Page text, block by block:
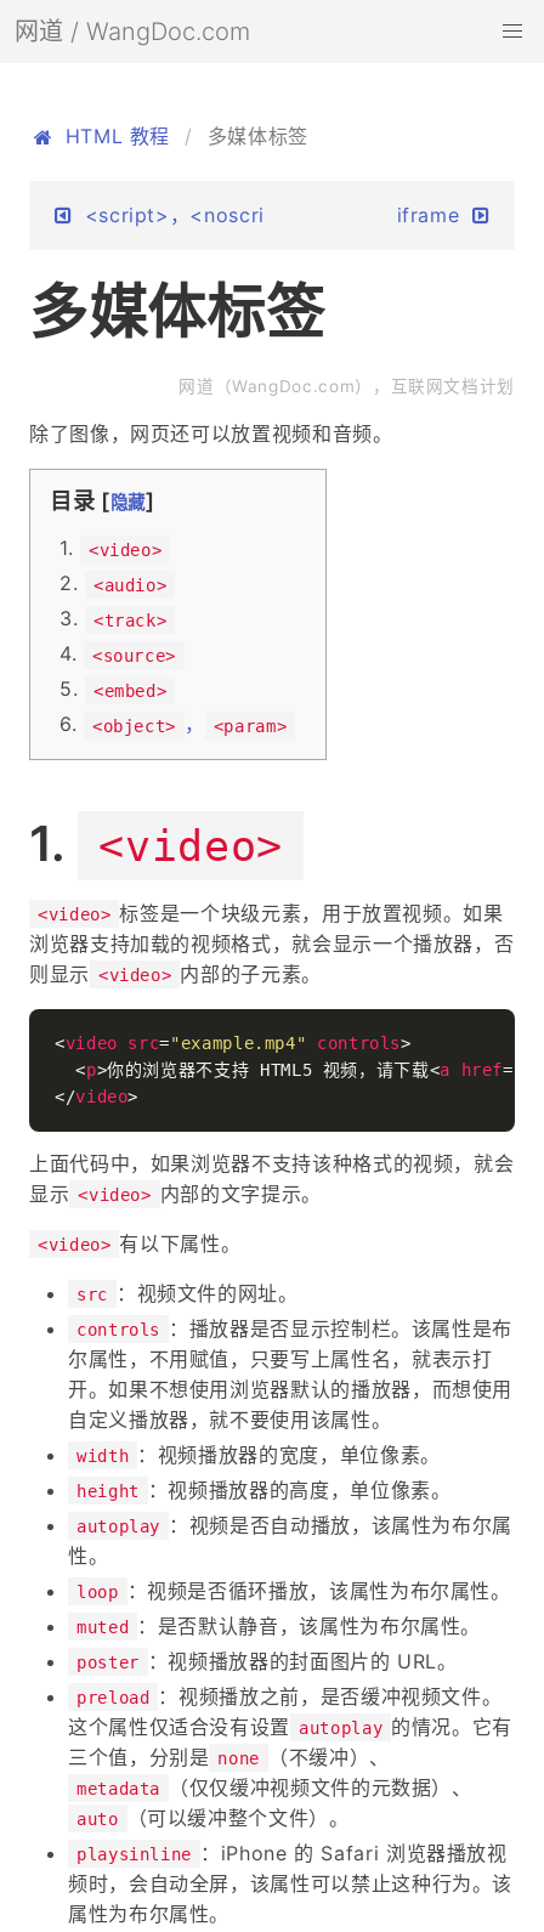
网道 / WangDoc.com
HTML 教程 多媒体标签
<script>，<noscript> iframe
多媒体标签
网道（WangDoc.com），互联网文档计划
除了图像，网页还可以放置视频和音频。
目录 [隐藏]
<video>
<audio>
<track>
<source>
<embed>
<object>
， <param>
<video>
<video> 标签是一个块级元素，用于放置视频。如果
浏览器支持加载的视频格式，就会显示一个播放器，否
则显示 <video> 内部的子元素。
<video src="example.mp4" controls>
<p>你的浏览器不支持 HTML5 视频，请下载<a href=
</video>
上面代码中，如果浏览器不支持该种格式的视频，就会
显示 <video> 内部的文字提示。
<video> 有以下属性。
src ：视频文件的网址。
controls
：播放器是否显示控制栏。该属性是布
尔属性，不用赋值，只要写上属性名，就表示打
开。如果不想使用浏览器默认的播放器，而想使用
自定义播放器，就不要使用该属性。
width ：视频播放器的宽度，单位像素。
height ：视频播放器的高度，单位像素。
autoplay
：视频是否自动播放，该属性为布尔属
性。
loop ：视频是否循环播放，该属性为布尔属性。
muted ：是否默认静音，该属性为布尔属性。
poster ：视频播放器的封面图片的 URL。
preload
：视频播放之前，是否缓冲视频文件。
这个属性仅适合没有设置
autoplay 的情况。它有
三个值，分别是 none （不缓冲）、
metadata （仅仅缓冲视频文件的元数据）、
auto （可以缓冲整个文件）。
playsinline
：iPhone 的 Safari 浏览器播放视
频时，会自动全屏，该属性可以禁止这种行为。该
属性为布尔属性。